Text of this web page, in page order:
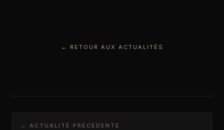
← RETOUR AUX ACTUALITÉS
← ACTUALITÉ PRÉCÉDENTE